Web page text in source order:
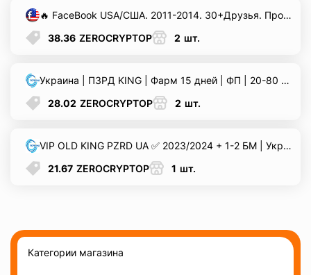
🔥 FaceBook USA/США. 2011-2014. 30+Друзья. Профиль Usa, Фотографии. 2fa+. OLD. Trust.
38.36 ZEROCRYPTOP 2 шт.
Украина | ПЗРД KING | Фарм 15 дней | ФП | 20-80 друзей | Email с доступом | Возраст 60+ дней | Интересы; Реклама в ленте | 2FA | Отлично подходит для работы в долгую | Высокий траст | User-Agent; Token; Cookies
28.02 ZEROCRYPTOP 2 шт.
VIP OLD KING PZRD UA ✅ 2023/2024 + 1-2 БМ | Украина | Ручной фарм 20+ дней | 20-100 друзей | Пройден чек (видеоселфи) Создана и профармлена Fan Page | Email с доступом | Профиль и Fan Page полностью заполнены | Очень хороший фарм, активность вне ФБ, интересы, и т.д. | User-Agent+Token+Cookies
21.67 ZEROCRYPTOP 1 шт.
Категории магазина